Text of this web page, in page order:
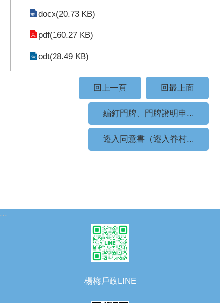
docx(20.73 KB)
pdf(160.27 KB)
odt(28.49 KB)
回上一頁 回最上面
編釘門牌、門牌證明申...
遷入同意書（遷入眷村...
:::
楊梅戶政LINE